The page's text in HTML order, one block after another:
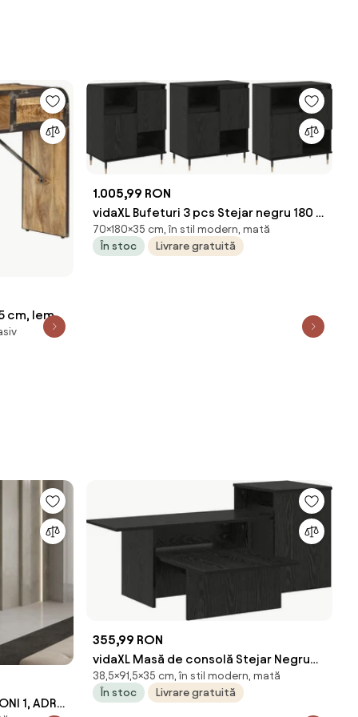
cm, lemn
1.005,99 RON
vidaXL Bufeturi 3 pcs Stejar negru 180 x
35 x 70 cm Lemn compozit
70×180×35 cm, în stil modern, mată
În stoc
Livrare gratuită
1, ADRK
355,99 RON
vidaXL Masă de consolă Stejar Negru
91,5 x 35 x 38,5 cm Lemn compozit
38,5×91,5×35 cm, în stil modern, mată
În stoc
Livrare gratuită